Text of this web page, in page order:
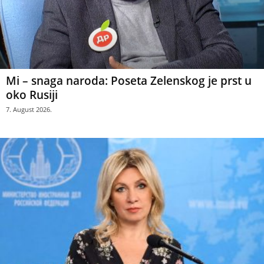
Mi – snaga naroda: Poseta Zelenskog je prst u
oko Rusiji
7. August 2026.